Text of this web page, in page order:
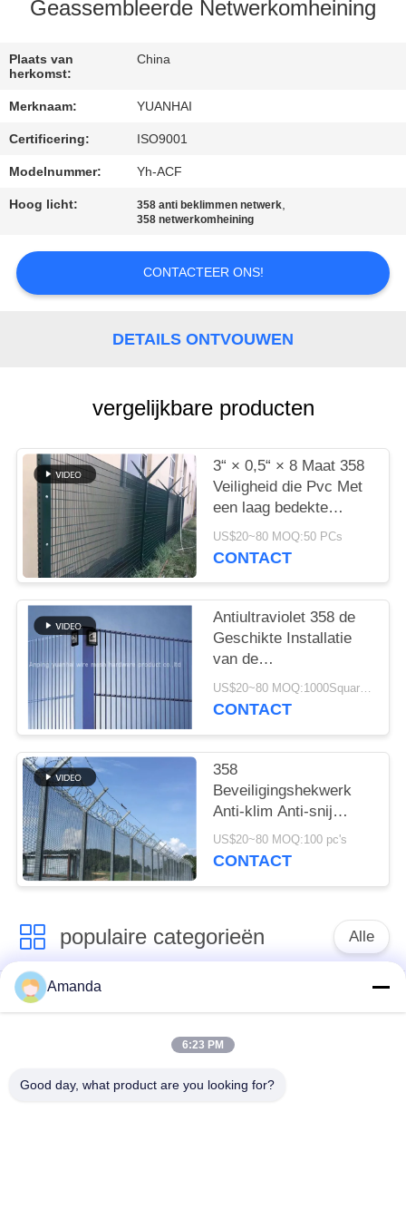
NIEUWS
OM EEN
CITAAT
SITEMAP
PRIVACY
Geassembleerde Netwerkomheining
Plaats van
herkomst:
China
Merknaam: YUANHAI
Certificering: ISO9001
Modelnummer: Yh-ACF
Hoog licht: 358 anti beklimmen netwerk,
358 netwerkomheining
CONTACTEER ONS!
DETAILS ONTVOUWEN
vergelijkbare producten
3“ × 0,5“ × 8 Maat 358
Veiligheid die Pvc Met
een laag bedekte
Groene Kleuren Anti-
diefstal Bescherming
US$20~80 MOQ:50 PCs
CONTACT
Antiultraviolet 358 de
Geschikte Installatie
van de
Veiligheidsomheining
voor Luchthaven
US$20~80 MOQ:1000Square meters
CONTACT
358
Beveiligingshekwerk
Anti-klim Anti-snij
Gegalvaniseerde
Stalen Panelen
US$20~80 MOQ:100 pc's
CONTACT
populaire categorieën Alle
de verpakking van de
Gestructureerde
Verpakking
Metaal Willekeurige
Amanda
6:23 PM
Good day, what product are you looking for?